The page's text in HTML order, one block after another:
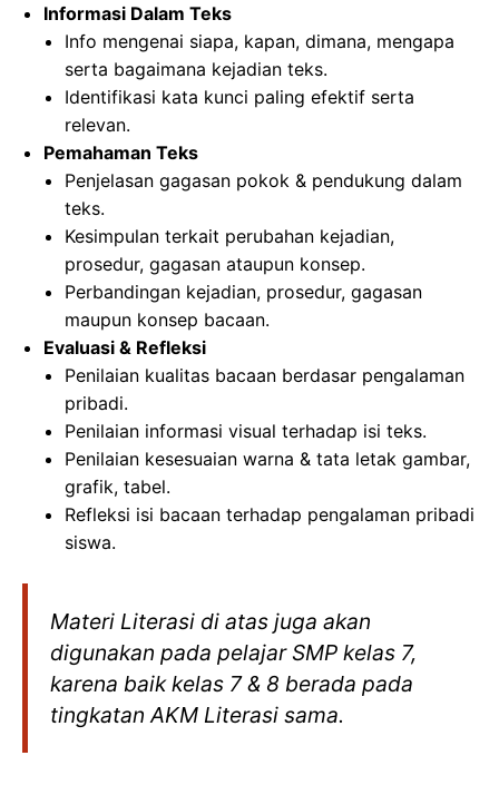
Informasi Dalam Teks
Info mengenai siapa, kapan, dimana, mengapa
serta bagaimana kejadian teks.
Identifikasi kata kunci paling efektif serta
relevan.
Pemahaman Teks
Penjelasan gagasan pokok & pendukung dalam
teks.
Kesimpulan terkait perubahan kejadian,
prosedur, gagasan ataupun konsep.
Perbandingan kejadian, prosedur, gagasan
maupun konsep bacaan.
Evaluasi & Refleksi
Penilaian kualitas bacaan berdasar pengalaman
pribadi.
Penilaian informasi visual terhadap isi teks.
Penilaian kesesuaian warna & tata letak gambar,
grafik, tabel.
Refleksi isi bacaan terhadap pengalaman pribadi
siswa.
Materi Literasi di atas juga akan
digunakan pada pelajar SMP kelas 7,
karena baik kelas 7 & 8 berada pada
tingkatan AKM Literasi sama.